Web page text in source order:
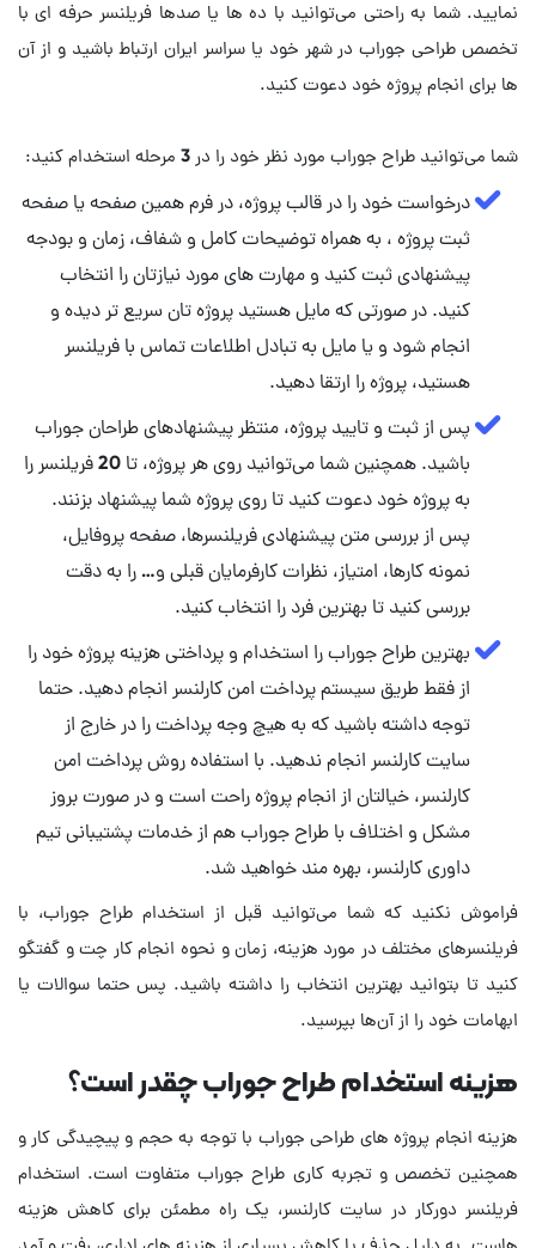
نمایید. شما به راحتی می‌توانید با ده ها یا صدها فریلنسر حرفه ای با
تخصص طراحی جوراب در شهر خود یا سراسر ایران ارتباط باشید و از آن
شما می‌توانید طراح جوراب مورد نظر خود را در 3 مرحله استخدام کنید:
درخواست خود را در قالب پروژه، در فرم همین صفحه یا صفحه
ثبت پروژه ، به همراه توضیحات کامل و شفاف، زمان و بودجه
پیشنهادی ثبت کنید و مهارت‌ های مورد نیازتان را انتخاب
کنید. در صورتی که مایل هستید پروژه تان سریع تر دیده و
انجام شود و یا مایل به تبادل اطلاعات تماس با فریلنسر
هستید، پروژه را ارتقا دهید.
پس از ثبت و تایید پروژه، منتظر پیشنهادهای طراحان جوراب
باشید. همچنین شما می‌توانید روی هر پروژه، تا 20 فریلنسر را
پس از بررسی متن پیشنهادی فریلنسرها، صفحه پروفایل،
نمونه کارها، امتیاز، نظرات کارفرمایان قبلی و… را به دقت
بررسی کنید تا بهترین فرد را انتخاب کنید.
بهترین طراح جوراب را استخدام و پرداختی هزینه پروژه خود را
از فقط طریق سیستم پرداخت امن کارلنسر انجام دهید. حتما
توجه داشته باشید که به هیچ وجه پرداخت را در خارج از
سایت کارلنسر انجام ندهید. با استفاده روش پرداخت امن
کارلنسر، خیالتان از انجام پروژه راحت است و در صورت بروز
مشکل و اختلاف با طراح جوراب هم از خدمات پشتیبانی تیم
داوری کارلنسر، بهره مند خواهید شد.
فراموش نکنید که شما می‌توانید قبل از استخدام طراح جوراب، با
فریلنسرهای مختلف در مورد هزینه، زمان و نحوه انجام کار چت و گفتگو
کنید تا بتوانید بهترین انتخاب را داشته باشید. پس حتما سوالات یا
ابهامات خود را از آن‌ها بپرسید.
هزینه استخدام طراح جوراب چقدر است؟
هزینه انجام پروژه های طراحی جوراب با توجه به حجم و پیچیدگی کار و
همچنین تخصص و تجربه کاری طراح جوراب متفاوت است. استخدام
فریلنسر دورکار در سایت کارلنسر، یک راه مطمئن برای کاهش هزینه